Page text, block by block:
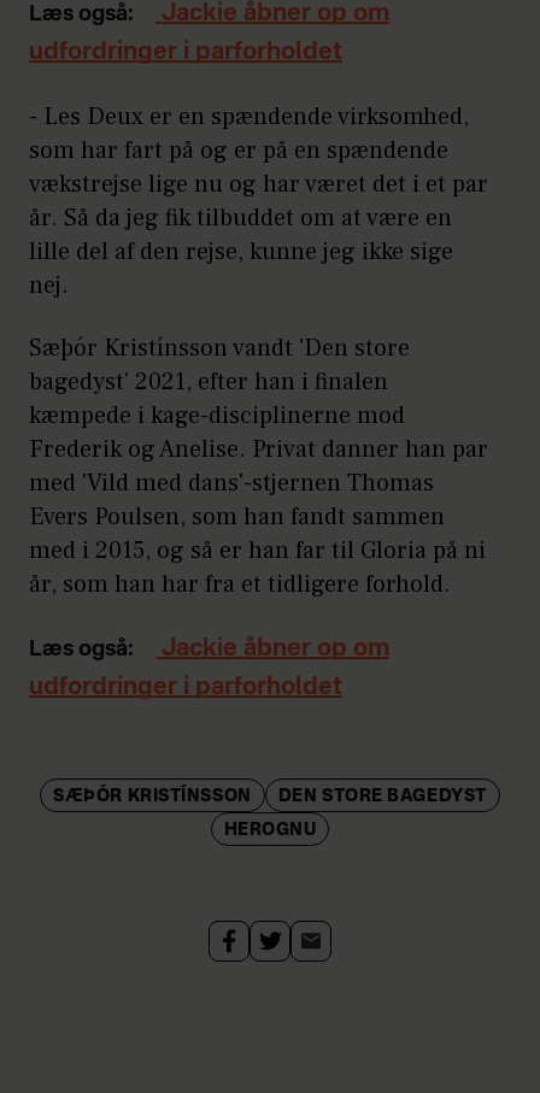
Læs også:
Jackie åbner op om
udfordringer i parforholdet
- Les Deux er en spændende virksomhed,
som har fart på og er på en spændende
vækstrejse lige nu og har været det i et par
år. Så da jeg fik tilbuddet om at være en
lille del af den rejse, kunne jeg ikke sige
nej.
Sæþór Kristínsson vandt 'Den store
bagedyst' 2021, efter han i finalen
kæmpede i kage-disciplinerne mod
Frederik og Anelise. Privat danner han par
med 'Vild med dans'-stjernen Thomas
Evers Poulsen, som han fandt sammen
med i 2015, og så er han far til Gloria på ni
år, som han har fra et tidligere forhold.
Læs også:
Jackie åbner op om
udfordringer i parforholdet
SÆÞÓR KRISTÍNSSON
DEN STORE BAGEDYST
HEROGNU